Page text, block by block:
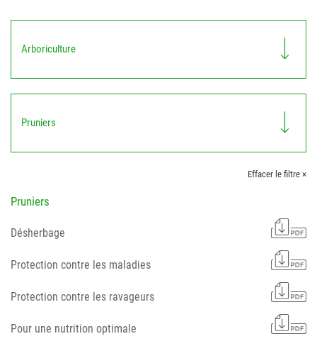
Arboriculture
Pruniers
Effacer le filtre ×
Pruniers
Désherbage
Protection contre les maladies
Protection contre les ravageurs
Pour une nutrition optimale